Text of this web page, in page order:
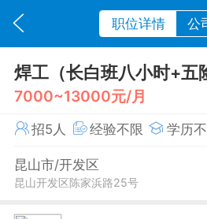
职位详情 公
焊工（长白班八小时+五
7000~13000元/月
招5人 经验不限 学历
昆山市/开发区
昆山开发区陈家浜路25号